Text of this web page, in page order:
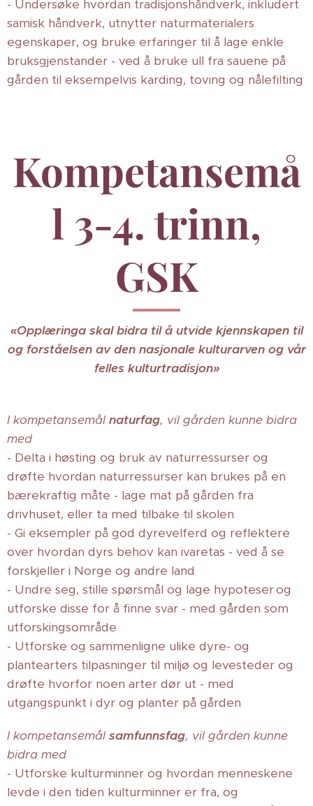
- Undersøke hvordan tradisjonshåndverk, inkludert
samisk håndverk, utnytter naturmaterialers
egenskaper, og bruke erfaringer til å lage enkle
bruksgjenstander - ved å bruke ull fra sauene på
gården til eksempelvis karding, toving og nålefilting
Kompetansemå
l 3-4. trinn,
GSK
«Opplæringa skal bidra til å utvide kjennskapen til
og forståelsen av den nasjonale kulturarven og vår
felles kulturtradisjon»
I kompetansemål naturfag, vil gården kunne bidra
med
- Delta i høsting og bruk av naturressurser og
drøfte hvordan naturressurser kan brukes på en
bærekraftig måte - lage mat på gården fra
drivhuset, eller ta med tilbake til skolen
- Gi eksempler på god dyrevelferd og reflektere
over hvordan dyrs behov kan ivaretas - ved å se
forskjeller i Norge og andre land
- Undre seg, stille spørsmål og lage hypoteser og
utforske disse for å finne svar - med gården som
utforskingsområde
- Utforske og sammenligne ulike dyre- og
plantearters tilpasninger til miljø og levesteder og
drøfte hvorfor noen arter dør ut - med
utgangspunkt i dyr og planter på gården
I kompetansemål samfunnsfag, vil gården kunne
bidra med
- Utforske kulturminner og hvordan menneskene
levde i den tiden kulturminner er fra, og